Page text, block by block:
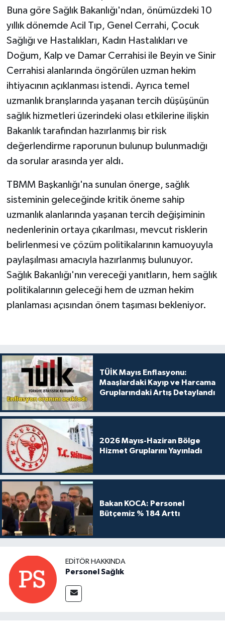
Buna göre Sağlık Bakanlığı'ndan, önümüzdeki 10
yıllık dönemde Acil Tıp, Genel Cerrahi, Çocuk
Sağlığı ve Hastalıkları, Kadın Hastalıkları ve
Doğum, Kalp ve Damar Cerrahisi ile Beyin ve Sinir
Cerrahisi alanlarında öngörülen uzman hekim
ihtiyacının açıklanması istendi. Ayrıca temel
uzmanlık branşlarında yaşanan tercih düşüşünün
sağlık hizmetleri üzerindeki olası etkilerine ilişkin
Bakanlık tarafından hazırlanmış bir risk
değerlendirme raporunun bulunup bulunmadığı
da sorular arasında yer aldı.
TBMM Başkanlığı'na sunulan önerge, sağlık
sisteminin geleceğinde kritik öneme sahip
uzmanlık alanlarında yaşanan tercih değişiminin
nedenlerinin ortaya çıkarılması, mevcut risklerin
belirlenmesi ve çözüm politikalarının kamuoyuyla
paylaşılması amacıyla hazırlanmış bulunuyor.
Sağlık Bakanlığı'nın vereceği yanıtların, hem sağlık
politikalarının geleceği hem de uzman hekim
planlaması açısından önem taşıması bekleniyor.
TÜİK Mayıs Enflasyonu:
Maaşlardaki Kayıp ve Harcama
Gruplarındaki Artış Detaylandı
2026 Mayıs-Haziran Bölge
Hizmet Gruplarını Yayınladı
Bakan KOCA: Personel
Bütçemiz % 184 Arttı
EDITÖR HAKKINDA
Personel Sağlık